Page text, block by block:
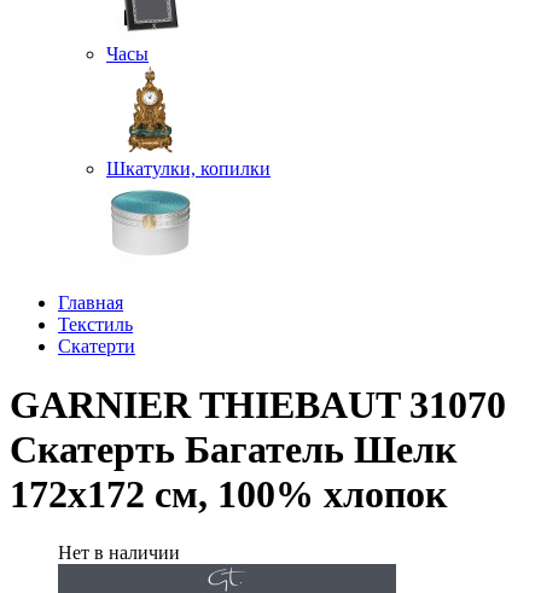
Часы
Шкатулки, копилки
Главная
Текстиль
Скатерти
GARNIER THIEBAUT 31070
Скатерть Багатель Шелк
172х172 см, 100% хлопок
Нет в наличии